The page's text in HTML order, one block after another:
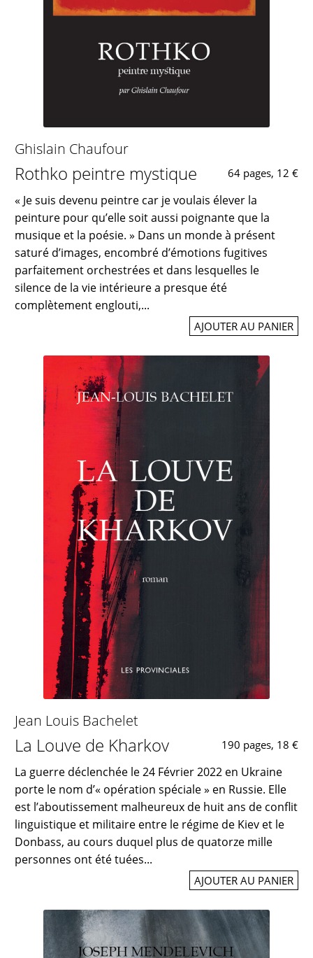
Ghislain Chaufour
Rothko peintre mystique 64 pages, 12 €
« Je suis devenu peintre car je voulais élever la
peinture pour qu’elle soit aussi poignante que la
musique et la poésie. » Dans un monde à présent
saturé d’images, encombré d’émotions fugitives
parfaitement orchestrées et dans lesquelles le
silence de la vie intérieure a presque été
complètement englouti,...
AJOUTER AU PANIER
Jean Louis Bachelet
La Louve de Kharkov 190 pages, 18 €
La guerre déclenchée le 24 Février 2022 en Ukraine
porte le nom d’« opération spéciale » en Russie. Elle
est l’aboutissement malheureux de huit ans de conflit
linguistique et militaire entre le régime de Kiev et le
Donbass, au cours duquel plus de quatorze mille
personnes ont été tuées...
AJOUTER AU PANIER